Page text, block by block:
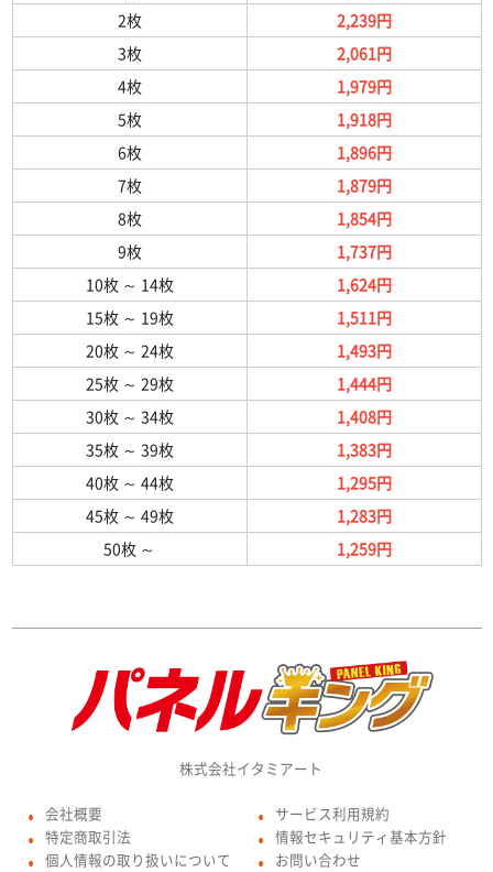
2枚
2,239円
3枚
2,061円
4枚
1,979円
5枚
1,918円
6枚
1,896円
7枚
1,879円
8枚
1,854円
9枚
1,737円
10枚 ～ 14枚
1,624円
15枚 ～ 19枚
1,511円
20枚 ～ 24枚
1,493円
25枚 ～ 29枚
1,444円
30枚 ～ 34枚
1,408円
35枚 ～ 39枚
1,383円
40枚 ～ 44枚
1,295円
45枚 ～ 49枚
1,283円
50枚 ～ 1,259円
株式会社イタミアート
● 会社概要
● 特定商取引法
● 個人情報の取り扱いについて
● サービス利用規約
● 情報セキュリティ基本方針
● お問い合わせ